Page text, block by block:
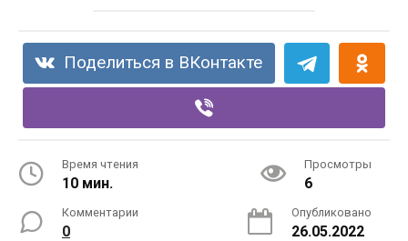
Поделиться в ВКонтакте
Время чтения
10 мин.
Просмотры
6
Комментарии
0
Опубликовано
26.05.2022